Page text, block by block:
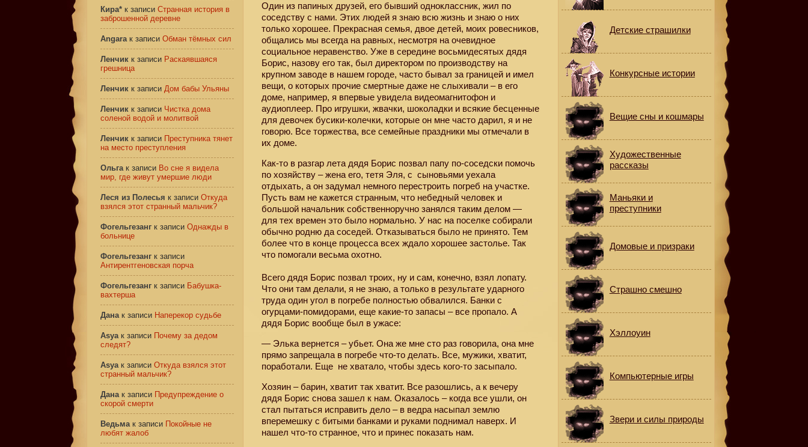
Один из папиных друзей, его бывший одноклассник, жил по
соседству с нами. Этих людей я знаю всю жизнь и знаю о них
только хорошее. Прекрасная семья, двое детей, моих ровесников,
общались мы всегда на равных, несмотря на очевидное
социальное неравенство. Уже в середине восьмидесятых дядя
Борис, назову его так, был директором по производству на
крупном заводе в нашем городе, часто бывал за границей и имел
вещи, о которых прочие смертные даже не слыхивали – в его
доме, например, я впервые увидела видеомагнитофон и
аудиоплеер. Про игрушки, жвачки, шоколадки и всякие бесценные
для девочек бусики-колечки, которые он мне часто дарил, я и не
говорю. Все торжества, все семейные праздники мы отмечали в
их доме.
Как-то в разгар лета дядя Борис позвал папу по-соседски помочь
по хозяйству – жена его, тетя Эля, с сыновьями уехала
отдыхать, а он задумал немного перестроить погреб на участке.
Пусть вам не кажется странным, что небедный человек и
большой начальник собственноручно занялся таким делом —
для тех времен это было нормально. У нас на поселке собирали
обычно родню да соседей. Отказываться было не принято. Тем
более что в конце процесса всех ждало хорошее застолье. Так
что помогали весьма охотно.
Всего дядя Борис позвал троих, ну и сам, конечно, взял лопату.
Что они там делали, я не знаю, а только в результате ударного
труда один угол в погребе полностью обвалился. Банки с
огурцами-помидорами, еще какие-то запасы – все пропало. А
дядя Борис вообще был в ужасе:
— Элька вернется – убьет. Она же мне сто раз говорила, она мне
прямо запрещала в погребе что-то делать. Все, мужики, хватит,
поработали. Еще не хватало, чтобы здесь кого-то засыпало.
Хозяин – барин, хватит так хватит. Все разошлись, а к вечеру
дядя Борис снова зашел к нам. Оказалось – когда все ушли, он
стал пытаться исправить дело – в ведра насыпал землю
вперемешку с битыми банками и руками поднимал наверх. И
нашел что-то странное, что и принес показать нам.
Кира* к записи Странная история в
заброшенной деревне
Angaraк записи Обман тёмных сил
Ленчик к записи Раскаявшаяся
грешница
Ленчик к записи Дом бабы Ульяны
Ленчик к записи Чистка дома
соленой водой и молитвой
Ленчик к записи Преступника тянет
на место преступления
Ольгак записи Во сне я видела
мир, где живут умершие люди
Леся из Полесья к записи Откуда
взялся этот странный мальчик?
Фогельгезанг к записи Однажды в
больнице
Фогельгезанг к записи
Антирентгеновская порча
Фогельгезанг к записи Бабушка-
вахтерша
Данак записи Наперекор судьбе
Asyaк записи Почему за дедом
следят?
Asyaк записи Откуда взялся этот
странный мальчик?
Данак записи Предупреждение о
скорой смерти
Ведьмак записи Покойные не
любят жалоб
Детские страшилки
Конкурсные истории
Вещие сны и кошмары
Художественные
рассказы
Маньяки и
преступники
Домовые и призраки
Страшно смешно
Хэллоуин
Компьютерные игры
Звери и силы природы